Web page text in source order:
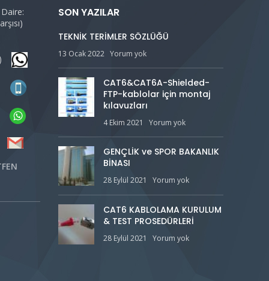
SON YAZILAR
TEKNİK TERİMLER SÖZLÜĞÜ
13 Ocak 2022 Yorum yok
CAT6&CAT6A-Shielded-
FTP-kablolar için montaj
kılavuzları
4 Ekim 2021 Yorum yok
GENÇLİK ve SPOR BAKANLIK
BİNASI
28 Eylül 2021 Yorum yok
CAT6 KABLOLAMA KURULUM
& TEST PROSEDÜRLERİ
28 Eylül 2021 Yorum yok